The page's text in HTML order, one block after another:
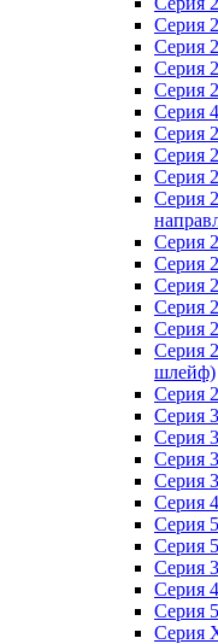
Серия
Серия
Серия
Серия
Серия
Серия
Серия
Серия
Серия
Серия
Серия
Серия
Серия
Серия
Серия
шлейф)
Серия
Серия
Серия
Серия
Серия
Серия
Серия
Серия
Серия
Серия
Серия
Серия